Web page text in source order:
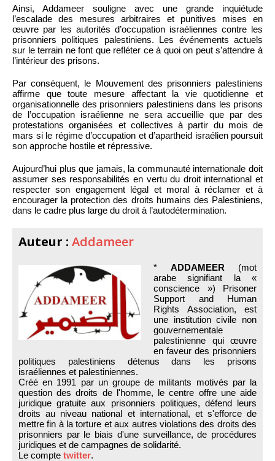
Ainsi, Addameer souligne avec une grande inquiétude
l’escalade des mesures arbitraires et punitives mises en
œuvre par les autorités d’occupation israéliennes contre les
prisonniers politiques palestiniens. Les événements actuels
sur le terrain ne font que refléter ce à quoi on peut s’attendre à
l’intérieur des prisons.
Par conséquent, le Mouvement des prisonniers palestiniens
affirme que toute mesure affectant la vie quotidienne et
organisationnelle des prisonniers palestiniens dans les prisons
de l’occupation israélienne ne sera accueillie que par des
protestations organisées et collectives à partir du mois de
mars si le régime d’occupation et d’apartheid israélien poursuit
son approche hostile et répressive.
Aujourd’hui plus que jamais, la communauté internationale doit
assumer ses responsabilités en vertu du droit international et
respecter son engagement légal et moral à réclamer et à
encourager la protection des droits humains des Palestiniens,
dans le cadre plus large du droit à l’autodétermination.
Auteur : Addameer
* ADDAMEER (mot
arabe signifiant la «
conscience ») Prisoner
Support and Human
Rights Association, est
une institution civile non
gouvernementale
palestinienne qui œuvre
en faveur des prisonniers
politiques palestiniens détenus dans les prisons
israéliennes et palestiniennes.
Créé en 1991 par un groupe de militants motivés par la
question des droits de l'homme, le centre offre une aide
juridique gratuite aux prisonniers politiques, défend leurs
droits au niveau national et international, et s'efforce de
mettre fin à la torture et aux autres violations des droits des
prisonniers par le biais d'une surveillance, de procédures
juridiques et de campagnes de solidarité.
Le compte twitter.